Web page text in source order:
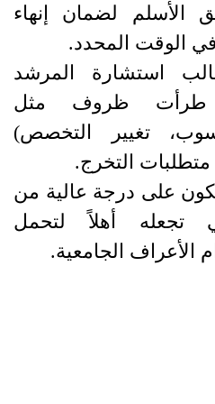
الأسلم لضمان إنهاء
الوقت المحدد.
استشارة المرشد
طرأت ظروف مثل
تغيير التخصص)
متطلبات التخرج.
على درجة عالية من
تجعله أهلاً لتحمل
الأعراف الجامعية.